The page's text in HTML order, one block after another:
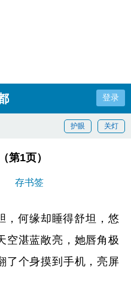
登录
关灯
护眼
第1页）
存书签
，何缘却睡得舒坦，悠
空湛蓝敞亮，她唇角极
了个身摸到手机，亮屏